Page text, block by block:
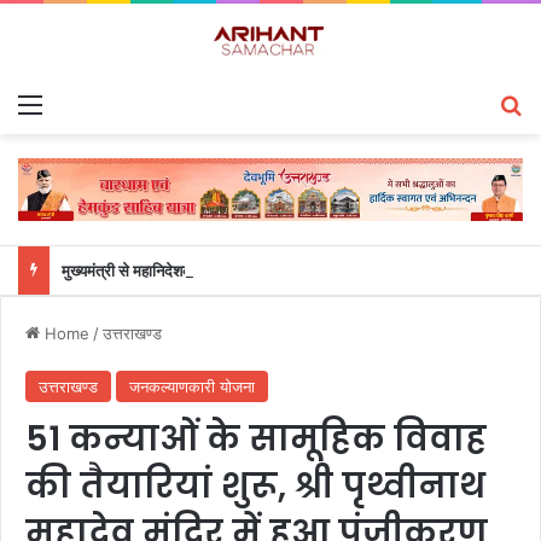
मुख्यमंत्री से महानिदेशक एनसीसी ने की शिष्टाचार भेंट
Home /उत्तराखण्ड
उत्तराखण्ड जनकल्याणकारी योजना
51 कन्याओं के सामूहिक विवाह
की तैयारियां शुरू, श्री पृथ्वीनाथ